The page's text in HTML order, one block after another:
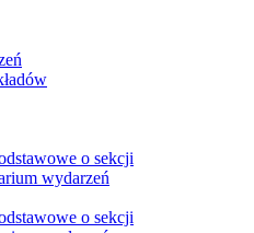
o sekcji
wydarzeń
o sekcji